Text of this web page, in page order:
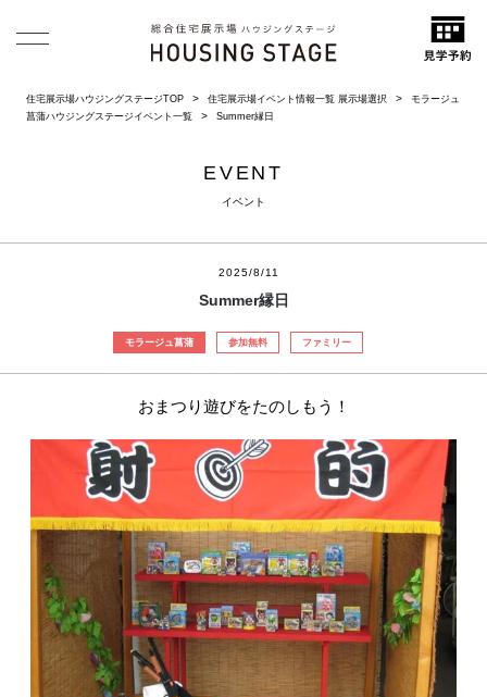
住宅展示場ハウジングステージTOP 住宅展示場イベント情報一覧 展示場選択
モラージュ
菖蒲ハウジングステージイベント一覧
Summer縁日
EVENT
イベント
2025/8/11
Summer縁日
モラージュ菖蒲 参加無料 ファミリー
おまつり遊びをたのしもう！